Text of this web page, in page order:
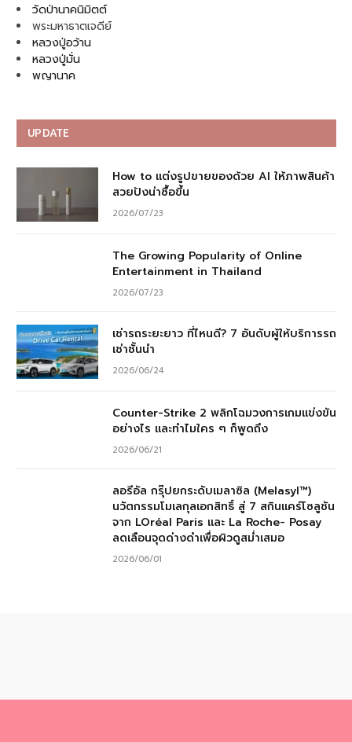
วัดป่านาคนิมิตต์
พระมหาธาตเจดีย์
หลวงปู่อว้าน
หลวงปู่มั่น
พญานาค
UPDATE
How to แต่งรูปขายของด้วย AI ให้ภาพสินค้า
สวยปังน่าซื้อขึ้น
2026/07/23
The Growing Popularity of Online
Entertainment in Thailand
2026/07/23
เช่ารถระยะยาว ที่ไหนดี? 7 อันดับผู้ให้บริการรถ
เช่าชั้นนำ
2026/06/24
Counter-Strike 2 พลิกโฉมวงการเกมแข่งขัน
อย่างไร และทำไมใคร ๆ ก็พูดถึง
2026/06/21
ลอรีอัล กรุ๊ปยกระดับเมลาซิล (Melasyl™)
นวัตกรรมโมเลกุลเอกสิทธิ์ สู่ 7 สกินแคร์โซลูชัน
จาก LOréal Paris และ La Roche- Posay
ลดเลือนจุดด่างดำเพื่อผิวดูสม่ำเสมอ
2026/06/01